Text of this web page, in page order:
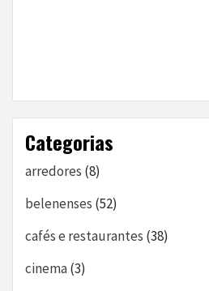
Categorias
arredores (8)
belenenses (52)
cafés e restaurantes (38)
cinema(3)